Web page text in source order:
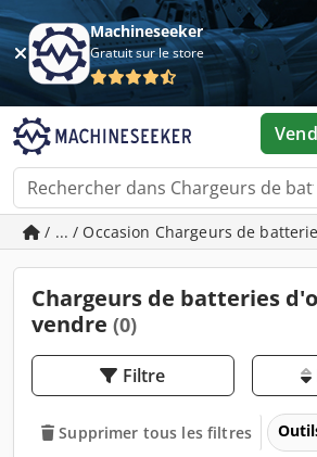
Machineseeker
Gratuit sur le store
/ ... / Occasion Chargeurs de
Chargeurs de batteries
vendre (0)
Filtre
Supprimer tous les filtres